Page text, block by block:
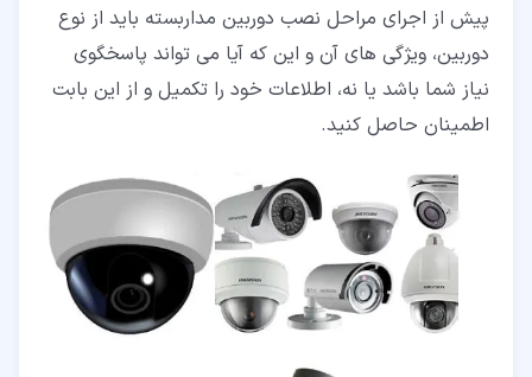
پیش از اجرای مراحل نصب دوربین مداربسته باید از نوع
دوربین، ویژگی های آن و این که آیا می تواند پاسخگوی
نیاز شما باشد یا نه، اطلاعات خود را تکمیل و از این بابت
اطمینان حاصل کنید.